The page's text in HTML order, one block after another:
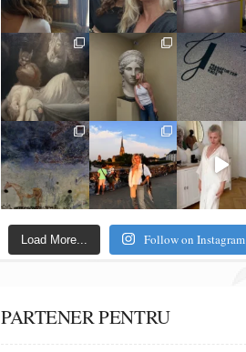
Load More... Follow on Instagram
PARTENER PENTRU